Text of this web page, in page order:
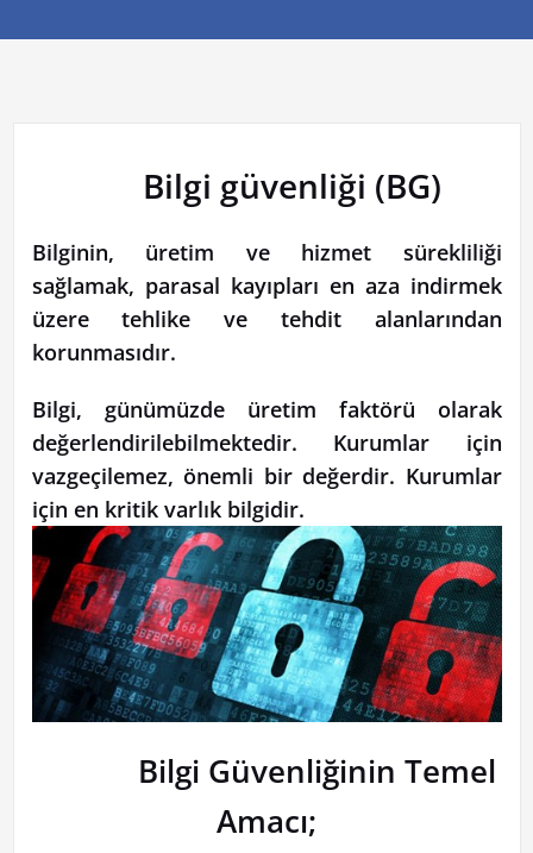
Bilgi güvenliği (BG)
Bilginin, üretim ve hizmet sürekliliği
sağlamak, parasal kayıpları en aza indirmek
üzere tehlike ve tehdit alanlarından
korunmasıdır.
Bilgi, günümüzde üretim faktörü olarak
değerlendirilebilmektedir. Kurumlar için
vazgeçilemez, önemli bir değerdir. Kurumlar
için en kritik varlık bilgidir.
Bilgi Güvenliğinin Temel
Amacı;